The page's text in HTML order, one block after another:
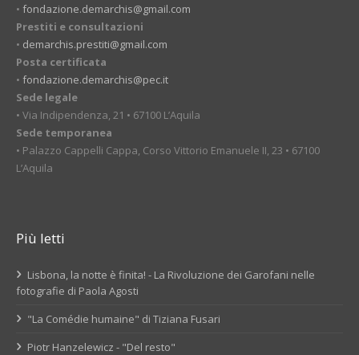
• fondazione.demarchis@gmail.com
Prestiti e consultazioni
• demarchis.prestiti@gmail.com
Posta certificata
• fondazione.demarchis@pec.it
Sede legale
• Via Indipendenza, 21 • 67100 L’Aquila
Sede temporanea
• Palazzo Cappelli Cappa, Corso Vittorio Emanuele II, 23 • 67100
L’Aquila
Più letti
Lisbona, la notte è finita! - La Rivoluzione dei Garofani nelle
fotografie di Paola Agosti
"La Comédie humaine" di Tiziana Fusari
Piotr Hanzelewicz - "Del resto"